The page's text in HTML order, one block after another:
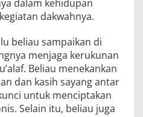
dalam kehidupan
dakwahnya.
beliau sampaikan di
menjaga kerukunan
Beliau menekankan
dan kasih sayang antar
untuk menciptakan
Selain itu, beliau juga